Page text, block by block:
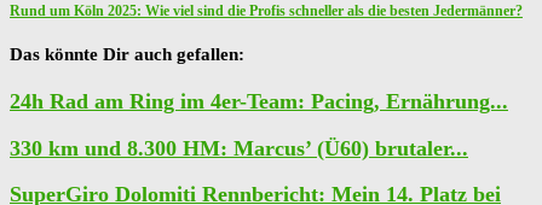
Rund um Köln 2025: Wie viel sind die Profis schneller als die besten Jedermänner?
Das könnte Dir auch gefallen:
24h Rad am Ring im 4er-Team: Pacing, Ernährung...
330 km und 8.300 HM: Marcus’ (Ü60) brutaler...
SuperGiro Dolomiti Rennbericht: Mein 14. Platz bei